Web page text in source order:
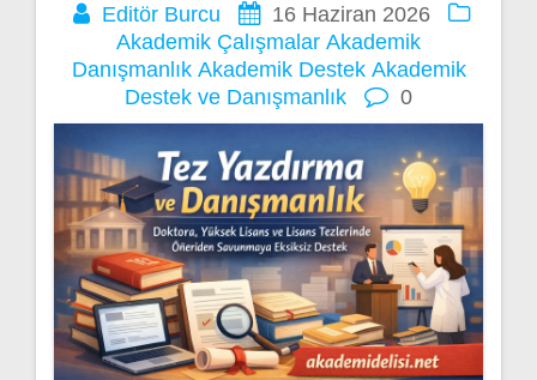
Editör Burcu
16 Haziran 2026
Akademik Çalışmalar Akademik
Danışmanlık Akademik Destek Akademik
Destek ve Danışmanlık
0